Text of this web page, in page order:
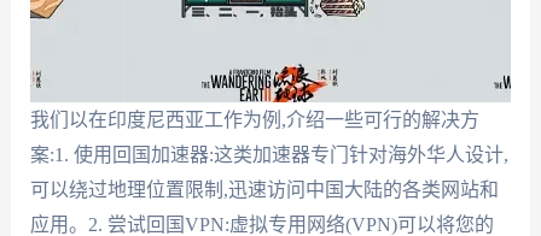
我们以在印度尼西亚工作为例,介绍一些可行的解决方
案:1. 使用回国加速器:这类加速器专门针对海外华人设计,
可以绕过地理位置限制,迅速访问中国大陆的各类网站和
应用。2. 尝试回国VPN:虚拟专用网络(VPN)可以将您的